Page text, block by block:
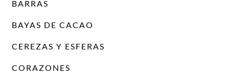
BARRAS
BAYAS DE CACAO
CEREZAS Y ESFERAS
CORAZONES